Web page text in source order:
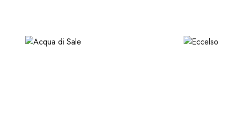
This product has multiple variants. The options may be
This product